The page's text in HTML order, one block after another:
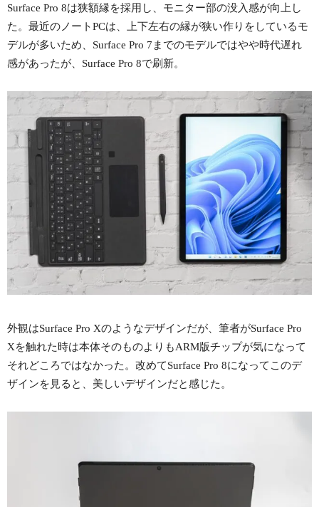
Surface Pro 8は狭額縁を採用し、モニター部の没入感が向上し
た。最近のノートPCは、上下左右の縁が狭い作りをしているモ
デルが多いため、Surface Pro 7までのモデルではやや時代遅れ
感があったが、Surface Pro 8で刷新。
外観はSurface Pro Xのようなデザインだが、筆者がSurface Pro
Xを触れた時は本体そのものよりもARM版チップが気になって
それどころではなかった。改めてSurface Pro 8になってこのデ
ザインを見ると、美しいデザインだと感じた。